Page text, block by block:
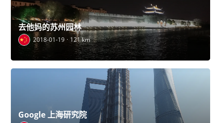
去他妈的苏州园林
2018-01-19 121 km
Google 上海研究院